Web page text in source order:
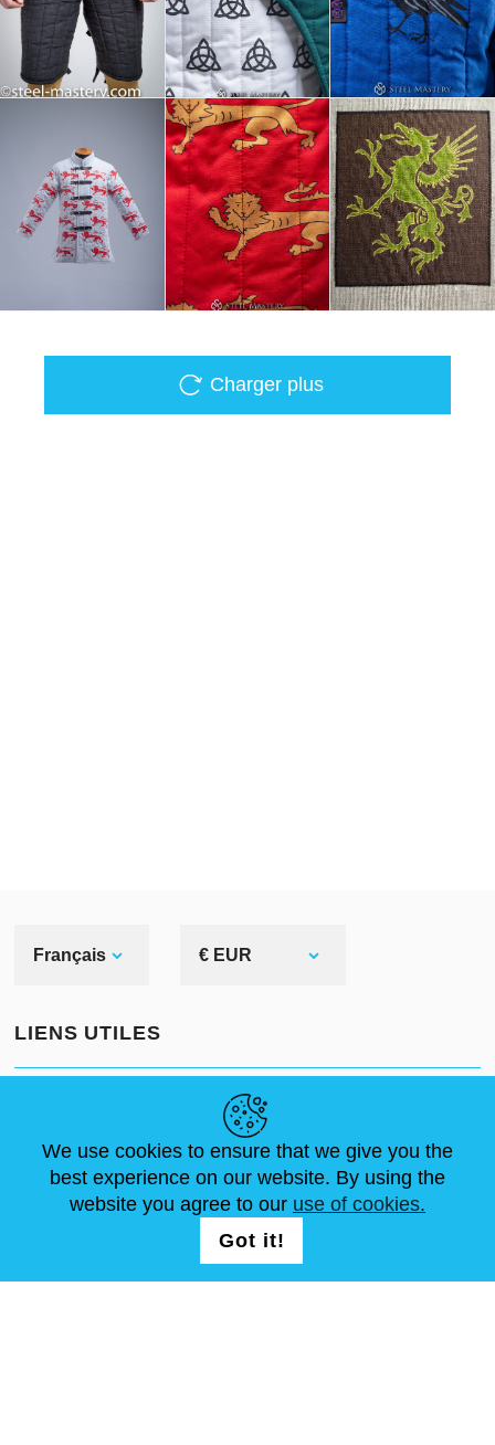
Charger plus
Français € EUR
LIENS UTILES
ABOUT USDIMENSIONS
NOUS CONTACTER
NOUS SUIVRE
REGISTRATION
We use cookies to ensure that we give you the
best experience on our website. By using the
website you agree to our use of cookies.
Got it!